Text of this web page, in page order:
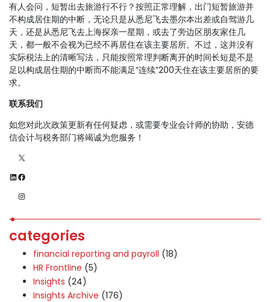
有人会问，短暂出去旅游行不行？按照正常理解，出门短暂旅游并
不构成居住期的中断，无论只是从悉尼飞去墨尔本出差或自驾游几
天，还是从悉尼飞去上海探亲一星期，或去了旁边区朋友家住几
天，都一般不会视为已经不再居住在该主要居所。不过，这并没有
实际税法上的清晰写法，只能按照常理判断离开的时间长短是不是
足以构成居住期的中断而不能满足“连续”200天住在该主要居所的要
求。
联系我们
如您对此次政策更新有任何疑虑，或需要专业会计师的协助，安德
信会计与税务部门将竭诚为您服务！
LinkedIn
X
Facebook
Instagram
categories
financial reporting and payroll (18)
HR Frontline (5)
Insights (24)
Insights Archive (176)